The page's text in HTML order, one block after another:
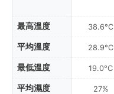
最高溫度
平均溫度
最低溫度
平均濕度
38.6°C
28.9°C
19.0°C
27%